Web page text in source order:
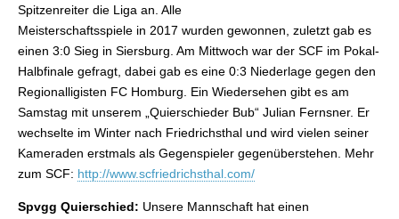
Spitzenreiter die Liga an. Alle
Meisterschaftsspiele in 2017 wurden gewonnen, zuletzt gab es
einen 3:0 Sieg in Siersburg. Am Mittwoch war der SCF im Pokal-
Halbfinale gefragt, dabei gab es eine 0:3 Niederlage gegen den
Regionalligisten FC Homburg. Ein Wiedersehen gibt es am
Samstag mit unserem „Quierschieder Bub“ Julian Fernsner. Er
wechselte im Winter nach Friedrichsthal und wird vielen seiner
Kameraden erstmals als Gegenspieler gegenüberstehen. Mehr
zum SCF: http://www.scfriedrichsthal.com/
Spvgg Quierschied: Unsere Mannschaft hat einen